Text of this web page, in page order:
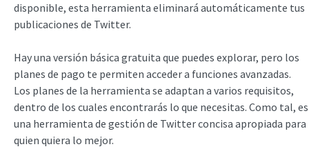
disponible, esta herramienta eliminará automáticamente tus
publicaciones de Twitter.
Hay una versión básica gratuita que puedes explorar, pero los
planes de pago te permiten acceder a funciones avanzadas.
Los planes de la herramienta se adaptan a varios requisitos,
dentro de los cuales encontrarás lo que necesitas. Como tal, es
una herramienta de gestión de Twitter concisa apropiada para
quien quiera lo mejor.